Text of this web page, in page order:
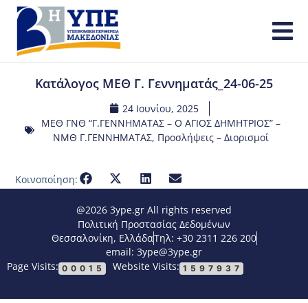
Κατάλογος ΜΕΘ Γ. Γεννηματάς_24-06-25
24 Ιουνίου, 2025
ΜΕΘ ΓΝΘ “Γ.ΓΕΝΝΗΜΑΤΑΣ – Ο ΑΓΙΟΣ ΔΗΜΗΤΡΙΟΣ” –
ΝΜΘ Γ.ΓΕΝΝΗΜΑΤΑΣ, Προσλήψεις – Διορισμοί
Κοινοποίηση:
@2026 3ype.gr All rights reserved
Πολιτική Προστασίας Δεδομένων
Θεσσαλονίκη, ΕλλάδαΤηλ: +30 2311 226 200
email: 3ype@3ype.gr
Page Visits: 00015 Website Visits: 1597937